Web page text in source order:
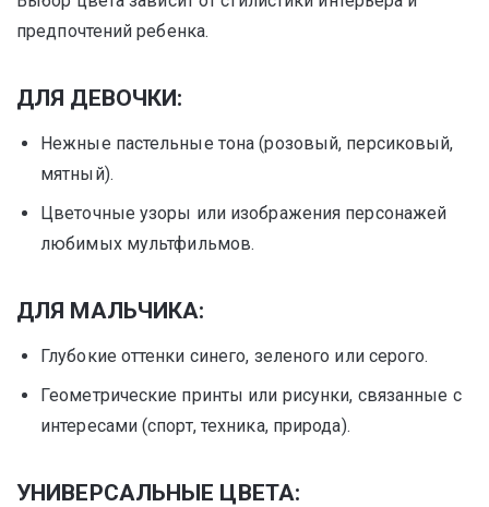
предпочтений ребенка.
ДЛЯ ДЕВОЧКИ:
Нежные пастельные тона (розовый, персиковый,
мятный).
Цветочные узоры или изображения персонажей
любимых мультфильмов.
ДЛЯ МАЛЬЧИКА:
Глубокие оттенки синего, зеленого или серого.
Геометрические принты или рисунки, связанные с
интересами (спорт, техника, природа).
УНИВЕРСАЛЬНЫЕ ЦВЕТА: